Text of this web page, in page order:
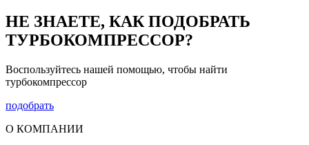
НЕ ЗНАЕТЕ, КАК ПОДОБРАТЬ
ТУРБОКОМПРЕССОР?
Воспользуйтесь нашей помощью, чтобы найти
турбокомпрессор
подобрать
О КОМПАНИИ